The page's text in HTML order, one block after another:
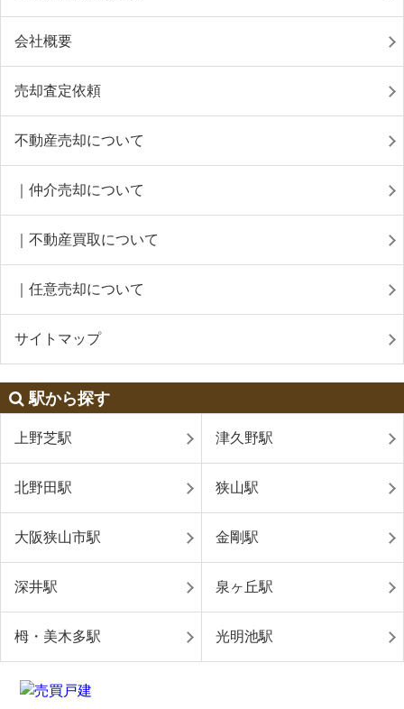
会社概要
売却査定依頼
不動産売却について
｜仲介売却について
｜不動産買取について
｜任意売却について
サイトマップ
駅から探す
上野芝駅 津久野駅
北野田駅 狭山駅
大阪狭山市駅 金剛駅
深井駅 泉ヶ丘駅
栂・美木多駅 光明池駅